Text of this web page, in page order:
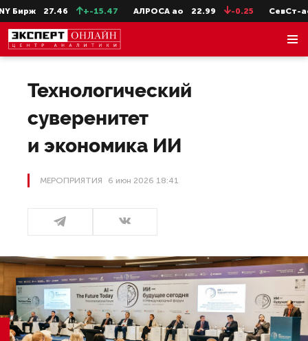
+-15.47 АЛРОСА ао 22.99 -0.25 СевСт-ао 654.8
Технологический
суверенитет
и экономика ИИ
МЕРОПРИЯТИЯ 6 июн 2026 18:41